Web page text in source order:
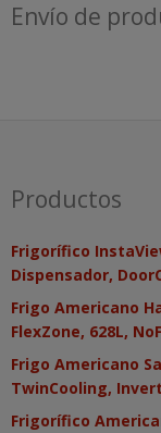
Envío de
Productos
Frigorífico
Dispensador,
Frigo Americano
FlexZone, 628L,
Frigo Americano
TwinCooling,
Frigorífico